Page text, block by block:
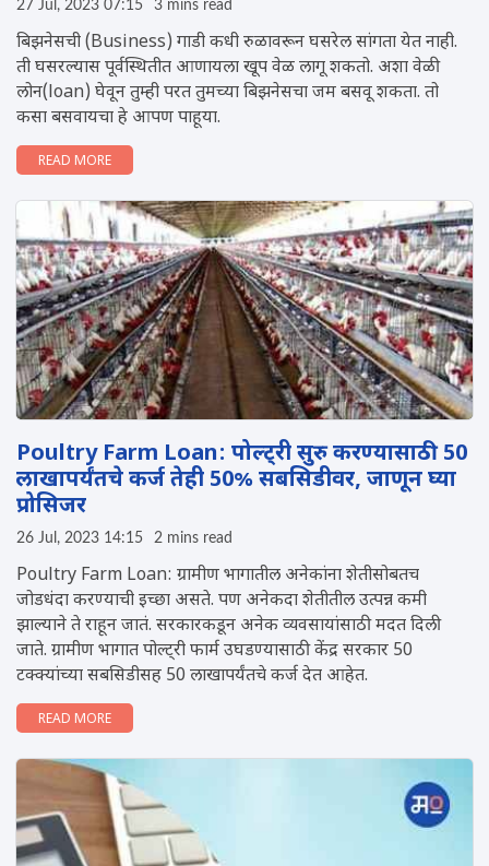
27 Jul, 2023 07:15 3 mins read
बिझनेसची (Business) गाडी कधी रुळावरून घसरेल सांगता येत नाही.
ती घसरल्यास पूर्वस्थितीत आणायला खूप वेळ लागू शकतो. अशा वेळी
लोन(loan) घेवून तुम्ही परत तुमच्या बिझनेसचा जम बसवू शकता. तो
कसा बसवायचा हे आपण पाहूया.
READ MORE
Poultry Farm Loan: पोल्ट्री सुरु करण्यासाठी 50
लाखापर्यंतचे कर्ज तेही 50% सबसिडीवर, जाणून घ्या
प्रोसिजर
26 Jul, 2023 14:15 2 mins read
Poultry Farm Loan: ग्रामीण भागातील अनेकांना शेतीसोबतच
जोडधंदा करण्याची इच्छा असते. पण अनेकदा शेतीतील उत्पन्न कमी
झाल्याने ते राहून जातं. सरकारकडून अनेक व्यवसायांसाठी मदत दिली
जाते. ग्रामीण भागात पोल्ट्री फार्म उघडण्यासाठी केंद्र सरकार 50
टक्क्यांच्या सबसिडीसह 50 लाखापर्यंतचे कर्ज देत आहेत.
READ MORE